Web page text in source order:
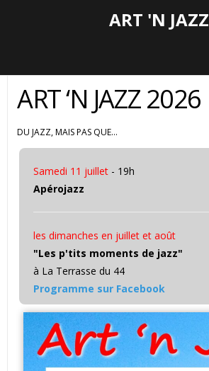
ART 'N JAZZ
ART ‘N JAZZ 2026
DU JAZZ, MAIS PAS QUE…
Samedi 11 juillet - 19h
Apérojazz
les dimanches en juillet et août
"Les p'tits moments de jazz"
à La Terrasse du 44
Programme sur Facebook